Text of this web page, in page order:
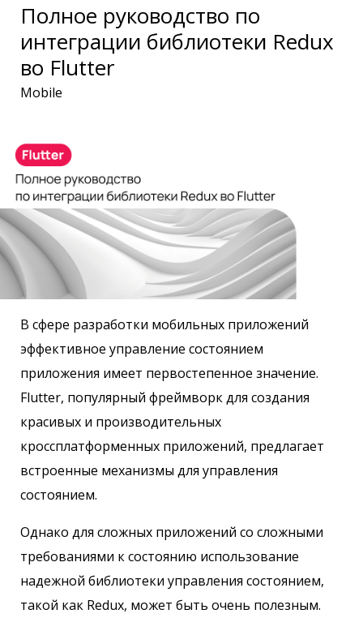
Полное руководство по
интеграции библиотеки Redux
во Flutter
Mobile
В сфере разработки мобильных приложений
эффективное управление состоянием
приложения имеет первостепенное значение.
Flutter, популярный фреймворк для создания
красивых и производительных
кроссплатформенных приложений, предлагает
встроенные механизмы для управления
состоянием.
Однако для сложных приложений со сложными
требованиями к состоянию использование
надежной библиотеки управления состоянием,
такой как Redux, может быть очень полезным.